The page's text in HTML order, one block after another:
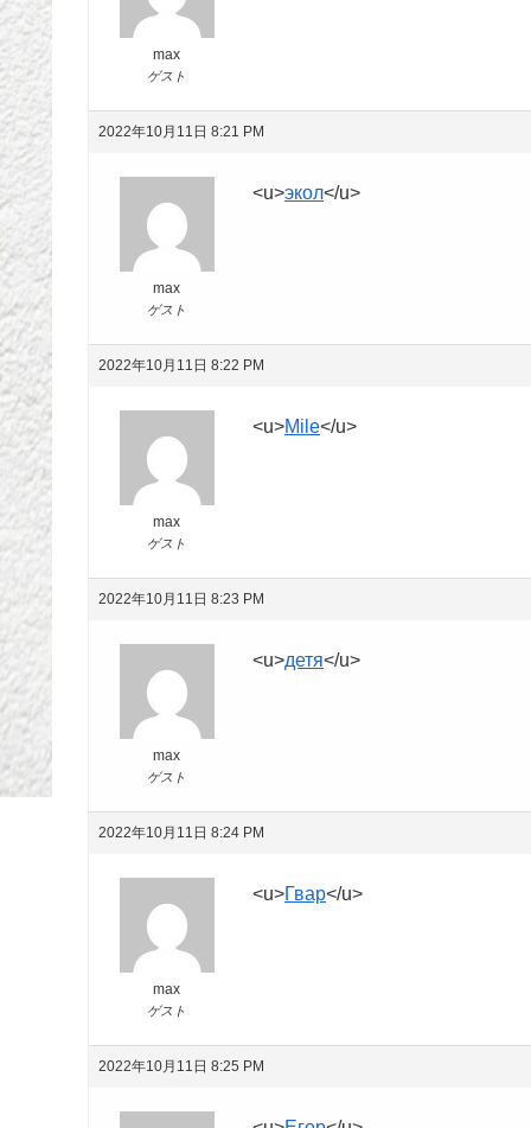
max
ゲスト
2022年10月11日 8:21 PM
max
ゲスト
<u>экол</u>
2022年10月11日 8:22 PM
max
ゲスト
<u>Mile</u>
2022年10月11日 8:23 PM
max
ゲスト
<u>детя</u>
2022年10月11日 8:24 PM
max
ゲスト
<u>Гвар</u>
2022年10月11日 8:25 PM